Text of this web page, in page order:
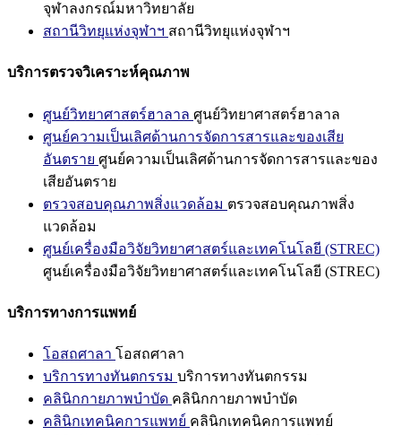
จุฬาลงกรณ์มหาวิทยาลัย
สถานีวิทยุแห่งจุฬาฯ สถานีวิทยุแห่งจุฬาฯ
บริการตรวจวิเคราะห์คุณภาพ
ศูนย์วิทยาศาสตร์ฮาลาล ศูนย์วิทยาศาสตร์ฮาลาล
ศูนย์ความเป็นเลิศด้านการจัดการสารและของเสีย
อันตราย ศูนย์ความเป็นเลิศด้านการจัดการสารและของ
เสียอันตราย
ตรวจสอบคุณภาพสิ่งแวดล้อม ตรวจสอบคุณภาพสิ่ง
แวดล้อม
ศูนย์เครื่องมือวิจัยวิทยาศาสตร์และเทคโนโลยี (STREC)
ศูนย์เครื่องมือวิจัยวิทยาศาสตร์และเทคโนโลยี (STREC)
บริการทางการแพทย์
โอสถศาลา โอสถศาลา
บริการทางทันตกรรม บริการทางทันตกรรม
คลินิกกายภาพบำบัด คลินิกกายภาพบำบัด
คลินิกเทคนิคการแพทย์ คลินิกเทคนิคการแพทย์